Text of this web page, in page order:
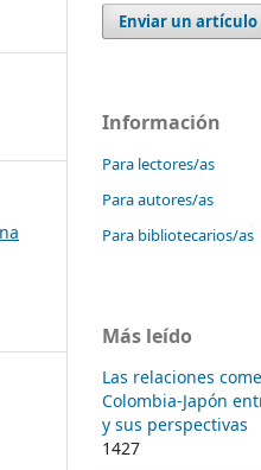
Enviar un artículo
Información
Para lectores/as
Para autores/as
Para bibliotecarios/as
Más leído
Las relaciones
Colombia-Japón
y sus perspectivas
1427